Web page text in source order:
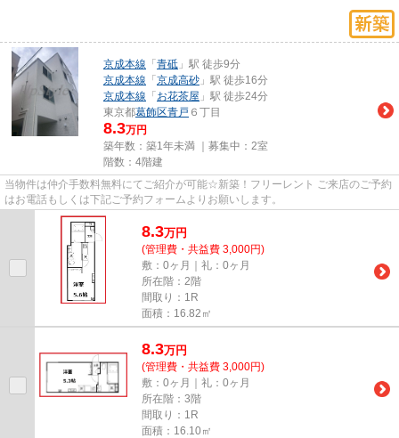
京成本線 「 青砥 」駅 徒歩9分
京成本線 「 京成高砂 」駅 徒歩16分
京成本線 「 お花茶屋 」駅 徒歩24分
東京都葛飾区青戸 ６丁目
8.3万円
築年数：築1年未満 ｜募集中： 2室
階数：4階建
当物件は仲介手数料無料にてご紹介が可能☆新築！フリーレント ご来店のご予約
はお電話もしくは下記ご予約フォームよりお願いします。
8.3万円
(管理費・共益費 3,000円)
敷：0ヶ月｜礼：0ヶ月
所在階：2階
間取り：1R
面積：16.82㎡
8.3万円
(管理費・共益費 3,000円)
敷：0ヶ月｜礼：0ヶ月
所在階：3階
間取り：1R
面積：16.10㎡